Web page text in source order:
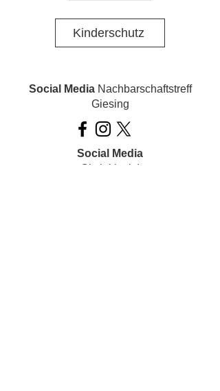
Kinderschutz
Social MediaNachbarschaftstreff
Giesing
Social Media
Ois inklusiv!